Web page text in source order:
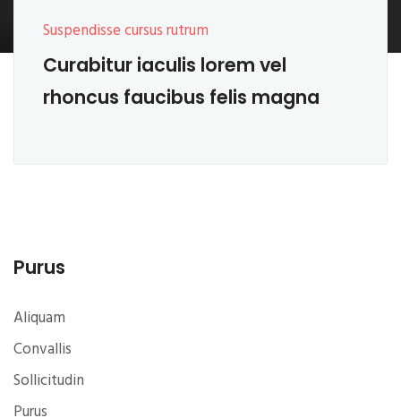
Suspendisse cursus rutrum
Curabitur iaculis lorem vel
rhoncus faucibus felis magna
Purus
Aliquam
Convallis
Sollicitudin
Purus